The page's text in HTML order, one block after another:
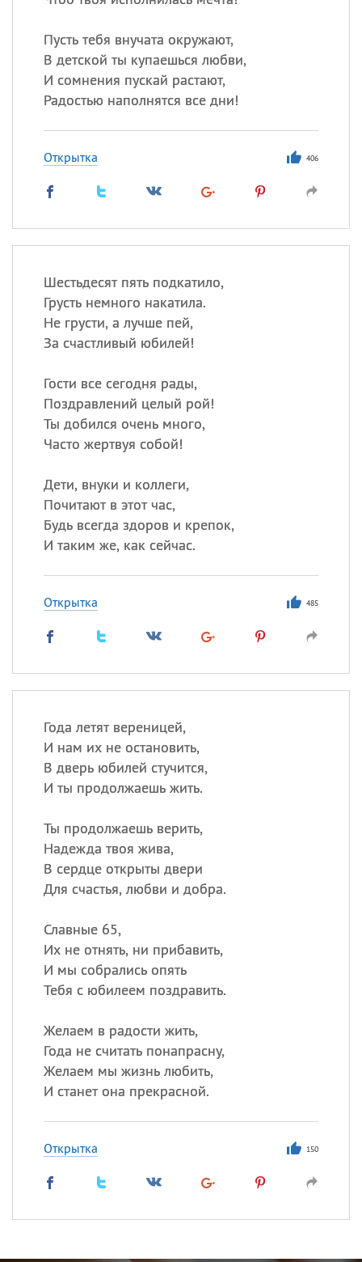
Пусть тебя внучата окружают,
В детской ты купаешься любви,
И сомнения пускай растают,
Радостью наполнятся все дни!
Открытка 406
Шестьдесят пять подкатило,
Грусть немного накатила.
Не грусти, а лучше пей,
За счастливый юбилей!
Гости все сегодня рады,
Поздравлений целый рой!
Ты добился очень много,
Часто жертвуя собой!
Дети, внуки и коллеги,
Почитают в этот час,
Будь всегда здоров и крепок,
И таким же, как сейчас.
Открытка 485
Года летят вереницей,
И нам их не остановить,
В дверь юбилей стучится,
И ты продолжаешь жить.
Ты продолжаешь верить,
Надежда твоя жива,
В сердце открыты двери
Для счастья, любви и добра.
Славные 65,
Их не отнять, ни прибавить,
И мы собрались опять
Тебя с юбилеем поздравить.
Желаем в радости жить,
Года не считать понапрасну,
Желаем мы жизнь любить,
И станет она прекрасной.
Открытка 150